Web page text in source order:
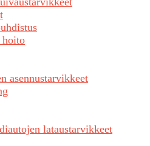
hoito
asennustarvikkeet
lataustarvikkeet